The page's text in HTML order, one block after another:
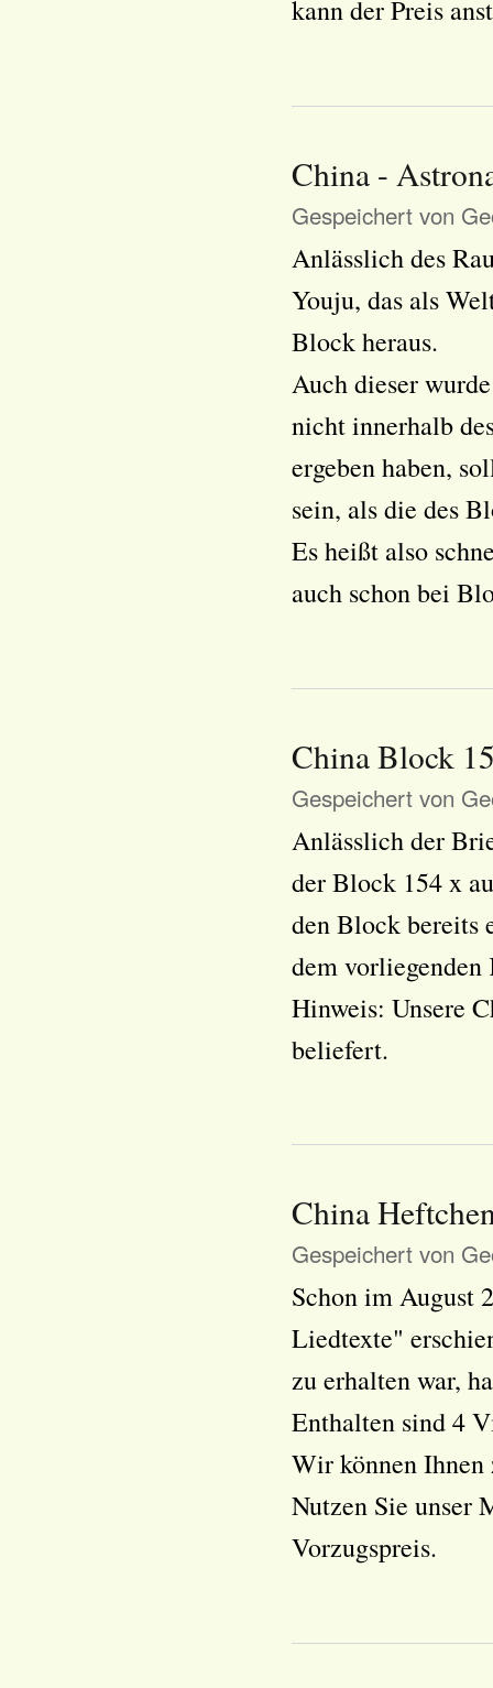
kann der Preis
China -
Gespeichert von
Anlässlich des
Youju, das als
Block heraus.
Auch dieser
nicht innerhalb
ergeben haben,
sein, als die des
Es heißt also
auch schon bei
China Block
Gespeichert von
Anlässlich der
der Block 154 x
den Block bereits
dem
Hinweis: Unsere
beliefert.
China
Gespeichert von
Schon im August
Liedtexte"
zu erhalten war,
Enthalten sind 4
Wir können Ihnen
Nutzen Sie unser
Vorzugspreis.